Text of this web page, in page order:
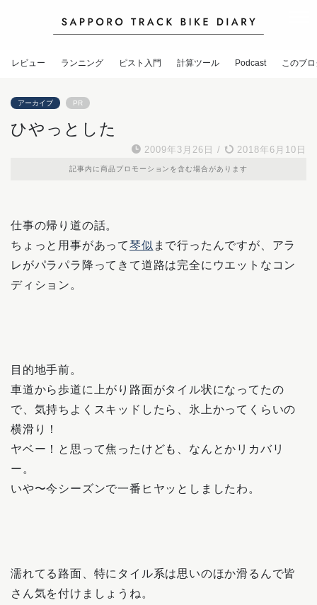
レビュー ランニング ピスト入門 計算ツール Podcast このブ
アーカイブ PR
ひやっとした
2009年3月26日 / 2018年6月10日
記事内に商品プロモーションを含む場合があります
仕事の帰り道の話。
ちょっと用事があって琴似 まで行ったんですが、アラ
レがパラパラ降ってきて道路は完全にウエットなコン
ディション。
目的地手前。
車道から歩道に上がり路面がタイル状になってたの
で、気持ちよくスキッドしたら、氷上かってくらいの
横滑り！
ヤベー！と思って焦ったけども、なんとかリカバリ
ー。
いや〜今シーズンで一番ヒヤッとしましたわ。
濡れてる路面、特にタイル系は思いのほか滑るんで皆
さん気を付けましょうね。